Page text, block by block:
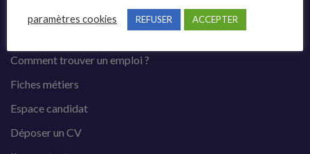
Candidats
Comment trouver un emploi ?
Fiches métiers
Espace candidat
Déposer un CV
paramètres cookies REFUSER ACCEPTER